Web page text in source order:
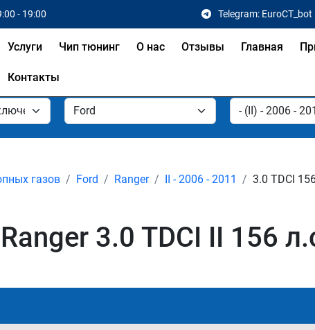
- 19:00 Telegram: EuroCT_bot
Услуги Чип тюнинг О нас Отзывы Главная
Контакты
газов Ford Ranger II - 2006 - 2011 3.0 TDCI
3.0 TDCI II 156